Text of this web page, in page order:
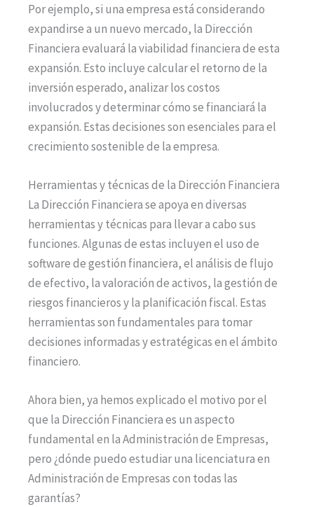
Por ejemplo, si una empresa está considerando
expandirse a un nuevo mercado, la Dirección
Financiera evaluará la viabilidad financiera de esta
expansión. Esto incluye calcular el retorno de la
inversión esperado, analizar los costos
involucrados y determinar cómo se financiará la
expansión. Estas decisiones son esenciales para el
crecimiento sostenible de la empresa.
Herramientas y técnicas de la Dirección Financiera
La Dirección Financiera se apoya en diversas
herramientas y técnicas para llevar a cabo sus
funciones. Algunas de estas incluyen el uso de
software de gestión financiera, el análisis de flujo
de efectivo, la valoración de activos, la gestión de
riesgos financieros y la planificación fiscal. Estas
herramientas son fundamentales para tomar
decisiones informadas y estratégicas en el ámbito
financiero.
Ahora bien, ya hemos explicado el motivo por el
que la Dirección Financiera es un aspecto
fundamental en la Administración de Empresas,
pero ¿dónde puedo estudiar una licenciatura en
Administración de Empresas con todas las
garantías?